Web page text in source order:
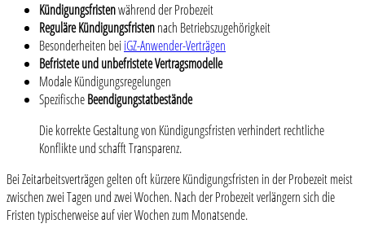
Kündigungsfristenwährend der Probezeit
Reguläre Kündigungsfristennach Betriebszugehörigkeit
Besonderheiten bei iGZ-Anwender-Verträgen
Befristete und unbefristete Vertragsmodelle
Modale Kündigungsregelungen
SpezifischeBeendigungstatbestände
Die korrekte Gestaltung von Kündigungsfristen verhindert rechtliche
Konflikte und schafft Transparenz.
Bei Zeitarbeitsverträgen gelten oft kürzere Kündigungsfristen in der Probezeit meist
zwischen zwei Tagen und zwei Wochen. Nach der Probezeit verlängern sich die
Fristen typischerweise auf vier Wochen zum Monatsende.